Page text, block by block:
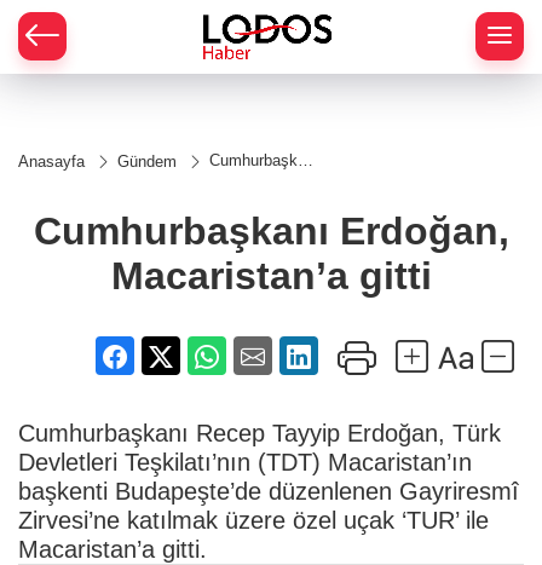
Anasayfa Gündem
Cumhurbaşkanı
Cumhurbaşkanı Erdoğan,
Macaristan’a gitti
Cumhurbaşkanı Recep Tayyip Erdoğan, Türk
Devletleri Teşkilatı’nın (TDT) Macaristan’ın
başkenti Budapeşte’de düzenlenen Gayriresmî
Zirvesi’ne katılmak üzere özel uçak ‘TUR’ ile
Macaristan’a gitti.